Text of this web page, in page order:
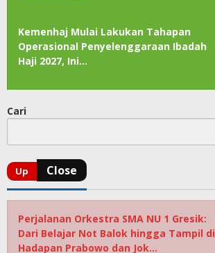
Kemenhaj Mulai Lakukan Tahapan
Operasional Penyelenggaraan Ibadah
Haji 2027, Ini…
Cari
Perjalanan Orkestra SMA NU 1 Gresik:
Dari Belajar Not Balok hingga Tampil di
Hadapan Prabowo dan Jok…